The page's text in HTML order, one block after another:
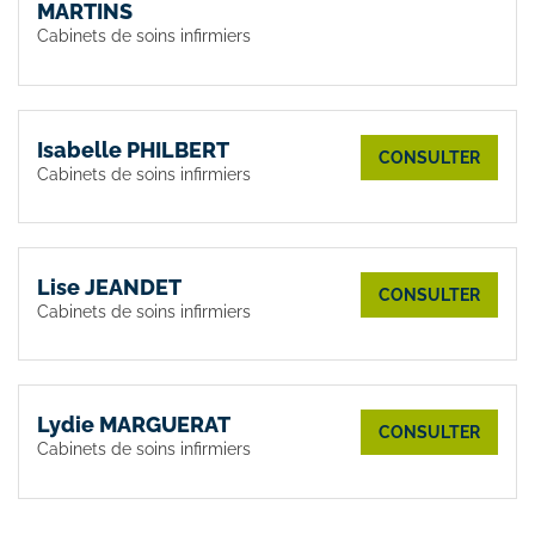
MARTINS
Cabinets de soins infirmiers
Isabelle PHILBERT
Cabinets de soins infirmiers
CONSULTER
Lise JEANDET
Cabinets de soins infirmiers
CONSULTER
Lydie MARGUERAT
Cabinets de soins infirmiers
CONSULTER